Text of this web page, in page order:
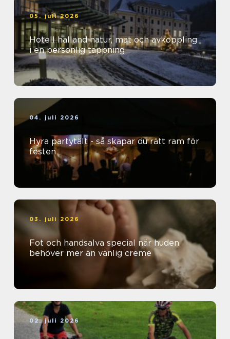
05. juli 2026
Hotell halland natur, mat och avkoppling
i en personlig tappning
04. juli 2026
Hyra partytält - så skapar du rätt ram för
festen
03. juli 2026
Fot och handsalva special när huden
behöver mer än vanlig creme
02. juli 2026